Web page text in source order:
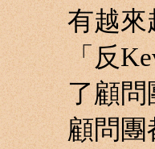
有越來
「反
了顧問
顧問團